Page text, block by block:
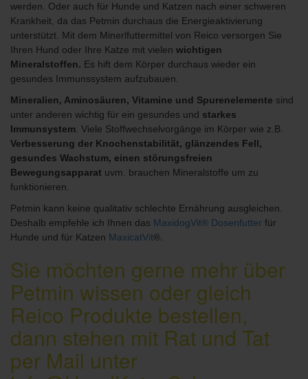
werden. Oder auch für Hunde und Katzen nach einer schweren
Krankheit, da das Petmin durchaus die Energieaktivierung
unterstützt. Mit dem Minerlfuttermittel von Reico versorgen Sie
Ihren Hund oder Ihre Katze mit vielen wichtigen
Mineralstoffen. Es hift dem Körper durchaus wieder ein
gesundes Immunssystem aufzubauen
Mineralien, Aminosäuren, Vitamine und Spurenelemente sind
unter anderen wichtig für ein gesundes und starkes
Immunsystem . Viele Stoffwechselvorgänge im Körper wie z.B.
Verbesserung der Knochenstabilität, glänzendes Fell,
gesundes Wachstum, einen störungsfreien
Bewegungsapparat uvm. brauchen Mineralstoffe um zu
funktionieren.
Petmin kann keine qualitativ schlechte Ernährung ausgleichen.
Deshalb empfehle ich Ihnen das MaxidogVit® Dosenfutter für
Hunde und für Katzen MaxicatVit®.
Sie möchten gerne mehr über
Petmin wissen oder gleich
Reico Produkte bestellen,
dann stehen mit Rat und Tat
per Mail unter